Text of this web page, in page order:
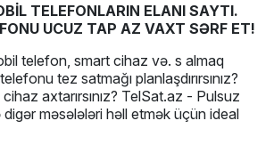
TELEFONLARIN ELANI SAYTI.
UCUZ TAP AZ VAXT SƏRF ET!
telefon, smart cihaz və. s almaq
tez satmağı planlaşdırırsınız?
axtarırsınız? TelSat.az - Pulsuz
digər məsələləri həll etmək üçün ideal